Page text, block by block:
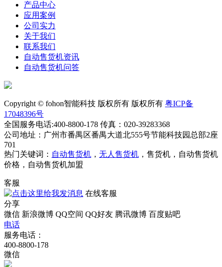
产品中心
应用案例
公司实力
关于我们
联系我们
自动售货机资讯
自动售货机问答
Copyright © fohon智能科技 版权所有 版权所有 粤ICP备
17048396号
全国服务电话:400-8800-178 传真：020-39283368
公司地址：广州市番禺区番禺大道北555号节能科技园总部2座
701
热门关键词： 自动售货机 ， 无人售货机 ，售货机，自动售货机
价格，自动售货机加盟
客服
在线客服
分享
微信 新浪微博 QQ空间 QQ好友 腾讯微博 百度贴吧
电话
服务电话：
400-8800-178
微信